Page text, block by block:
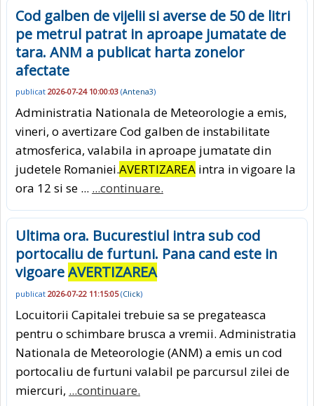
Cod galben de vijelii si averse de 50 de litri
pe metrul patrat in aproape jumatate de
tara. ANM a publicat harta zonelor
afectate
publicat 2026-07-24 10:00:03 (Antena3)
Administratia Nationala de Meteorologie a emis,
vineri, o avertizare Cod galben de instabilitate
atmosferica, valabila in aproape jumatate din
judetele Romaniei.AVERTIZAREA intra in vigoare la
ora 12 si se ... ...continuare.
Ultima ora. Bucurestiul intra sub cod
portocaliu de furtuni. Pana cand este in
vigoareAVERTIZAREA
publicat 2026-07-22 11:15:05(Click)
Locuitorii Capitalei trebuie sa se pregateasca
pentru o schimbare brusca a vremii. Administratia
Nationala de Meteorologie (ANM) a emis un cod
portocaliu de furtuni valabil pe parcursul zilei de
miercuri, ...continuare.